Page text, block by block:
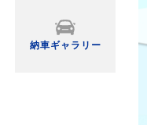
納車ギャラリー